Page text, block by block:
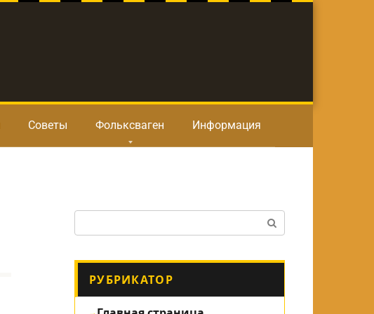
Советы Фольксваген Информация
РУБРИКАТОР